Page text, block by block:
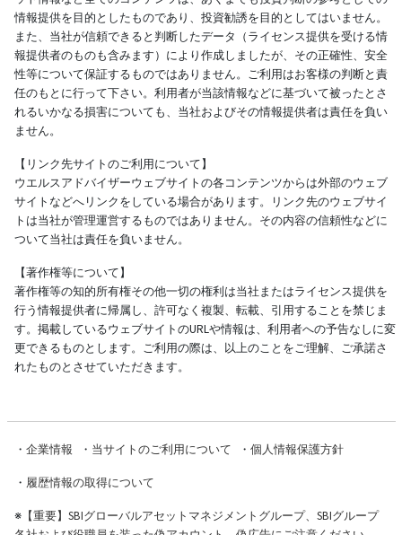
情報提供を目的としたものであり、投資勧誘を目的としてはいません。
また、当社が信頼できると判断したデータ（ライセンス提供を受ける情
報提供者のものも含みます）により作成しましたが、その正確性、安全
性等について保証するものではありません。ご利用はお客様の判断と責
任のもとに行って下さい。利用者が当該情報などに基づいて被ったとさ
れるいかなる損害についても、当社およびその情報提供者は責任を負い
ません。
【リンク先サイトのご利用について】
ウエルスアドバイザーウェブサイトの各コンテンツからは外部のウェブ
サイトなどへリンクをしている場合があります。リンク先のウェブサイ
トは当社が管理運営するものではありません。その内容の信頼性などに
ついて当社は責任を負いません。
【著作権等について】
著作権等の知的所有権その他一切の権利は当社またはライセンス提供を
行う情報提供者に帰属し、許可なく複製、転載、引用することを禁じま
す。掲載しているウェブサイトのURLや情報は、利用者への予告なしに変
更できるものとします。ご利用の際は、以上のことをご理解、ご承諾さ
れたものとさせていただきます。
・ 企業情報 ・ 当サイトのご利用について ・ 個人情報保護方針
・ 履歴情報の取得について
※【重要】SBIグローバルアセットマネジメントグループ、SBIグループ